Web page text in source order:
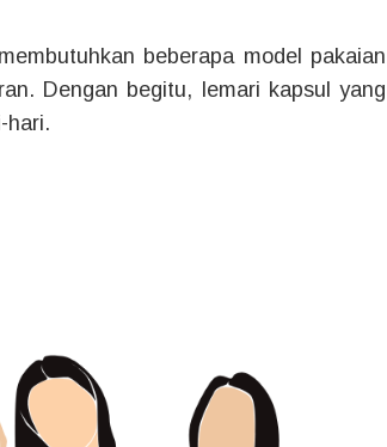
beberapa model pakaian
Dengan begitu, lemari kapsul yang
hari.